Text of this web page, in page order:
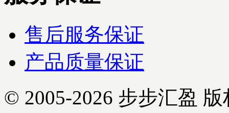
售后服务保证
产品质量保证
© 2005-2026 步步汇盈